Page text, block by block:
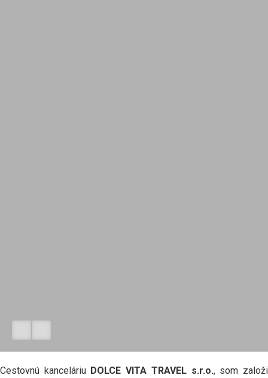
Cestovnú kanceláriu DOLCE VITA TRAVEL s.r.o., som